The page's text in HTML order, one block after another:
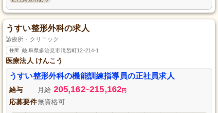
うすい整形外科の求人
診療所・クリニック
住所 岐阜県多治見市滝呂町12-214-1
医療法人 けんこう
うすい整形外科の機能訓練指導員の正社員求人
給与 月給 205,162~215,162円
応募要件無資格可